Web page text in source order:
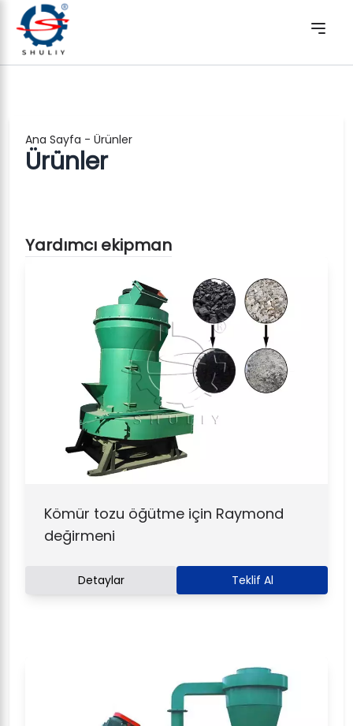
Ana Sayfa - Ürünler
Ürünler
Yardımcı ekipman
Kömür tozu öğütme için Raymond
değirmeni
Detaylar Teklif Al